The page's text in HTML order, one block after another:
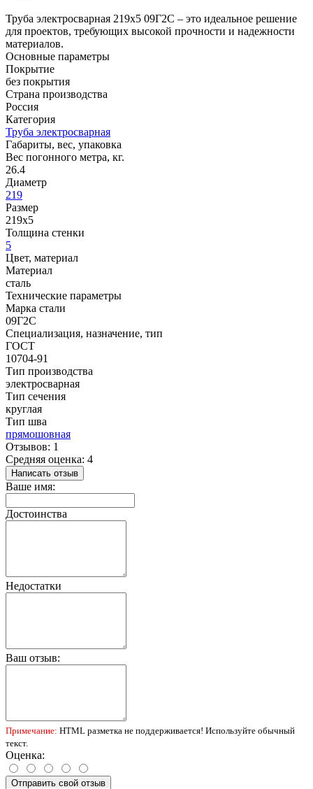
Труба электросварная 219х5 09Г2С – это идеальное решение
для проектов, требующих высокой прочности и надежности
материалов.
Основные параметры
Покрытие
без покрытия
Страна производства
Россия
Категория
Труба электросварная
Габариты, вес, упаковка
Вес погонного метра, кг.
26.4
Диаметр
219
Размер
219х5
Толщина стенки
5
Цвет, материал
Материал
сталь
Технические параметры
Марка стали
09Г2С
Специализация, назначение, тип
ГОСТ
10704-91
Тип производства
электросварная
Тип сечения
круглая
Тип шва
прямошовная
Отзывов: 1
Средняя оценка: 4
Написать отзыв
Ваше имя:
Достоинства
Недостатки
Ваш отзыв:
Примечание: HTML разметка не поддерживается! Используйте обычный
текст.
Оценка:
Отправить свой отзыв